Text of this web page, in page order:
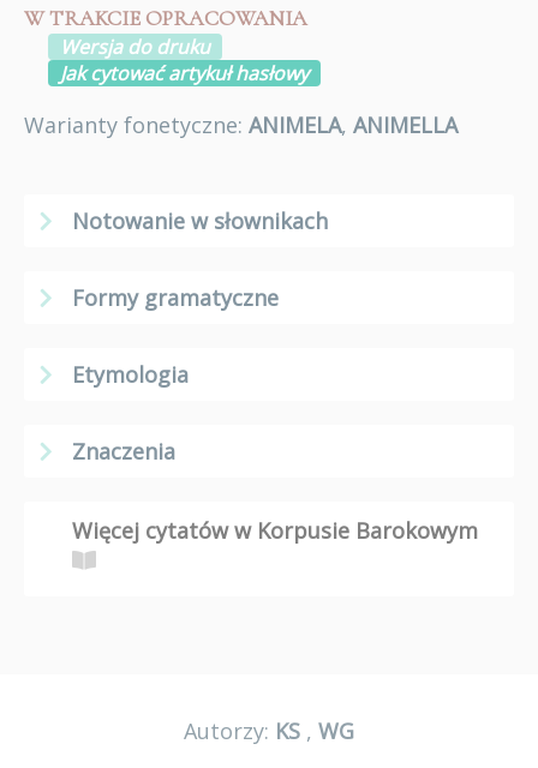
W TRAKCIE OPRACOWANIA
Wersja do druku
Jak cytować artykuł hasłowy
Warianty fonetyczne: ANIMELA, ANIMELLA
Notowanie w słownikach
Formy gramatyczne
Etymologia
Znaczenia
Więcej cytatów w Korpusie Barokowym
Autorzy: KS , WG